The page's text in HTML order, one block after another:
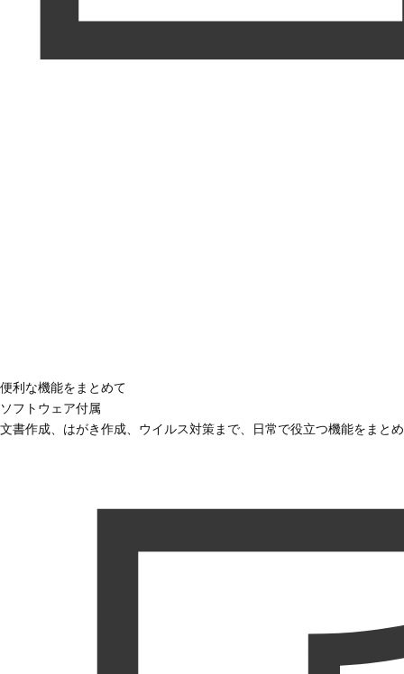
便利な機能をまとめて
ソフトウェア付属
文書作成、はがき作成、ウイルス対策まで、日常で役立つ機能をまと